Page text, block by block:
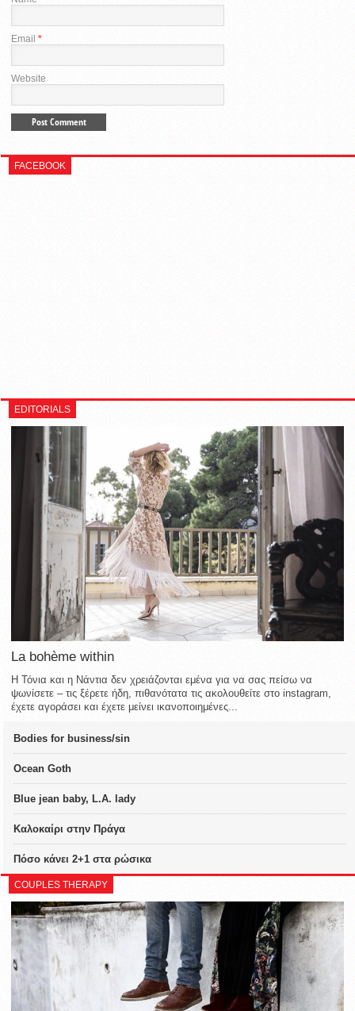
Email *
Website
FACEBOOK
EDITORIALS
La bohème within
Η Τόνια και η Νάντια δεν χρειάζονται εμένα για να σας πείσω να
ψωνίσετε – τις ξέρετε ήδη, πιθανότατα τις ακολουθείτε στο instagram,
έχετε αγοράσει και έχετε μείνει ικανοποιημένες...
Bodies for business/sin
Ocean Goth
Blue jean baby, L.A. lady
Καλοκαίρι στην Πράγα
Πόσο κάνει 2+1 στα ρώσικα
COUPLES THERAPY